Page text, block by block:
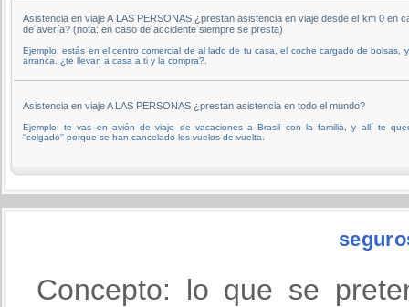
Asistencia en viaje A LAS PERSONAS ¿prestan asistencia en viaje desde el km 0 en
de avería? (nota: en caso de accidente siempre se presta)
Ejemplo: estás en el centro comercial de al lado de tu casa, el coche cargado de bolsas,
arranca. ¿te llevan a casa a ti y la compra?.
Asistencia en viaje A LAS PERSONAS ¿prestan asistencia en todo el mundo?
Ejemplo: te vas en avión de viaje de vacaciones a Brasil con la familia, y allí te
''colgado'' porque se han cancelado los vuelos de vuelta.
Concepto: lo que se